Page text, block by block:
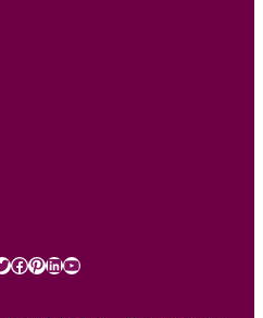
Facebook
Pinterest
LinkedIn
YouTube